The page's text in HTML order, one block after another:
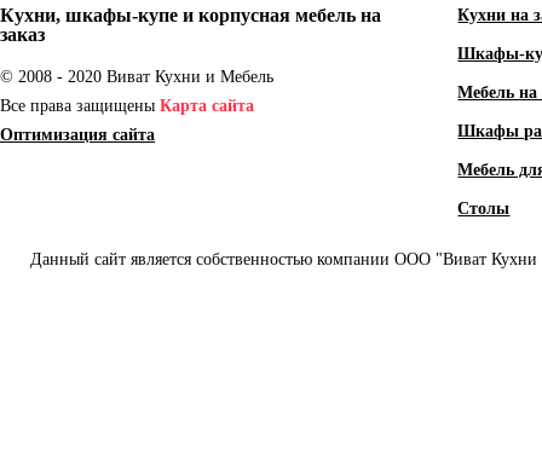
Кухни, шкафы-купе и корпусная мебель на
заказ
© 2008 - 2020 Виват Кухни и Мебель
Все права защищены Карта сайта
Оптимизация сайта
Кухни на
Шкафы-
Мебель на
Шкафы
Мебель
Столы
Данный сайт является собственностью компании ООО "Виват Кухни